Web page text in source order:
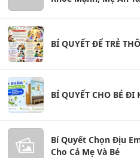
BÍ QUYẾT ĐỂ TRẺ
BÍ QUYẾT CHO BÉ
Bí Quyết Chọn Địu
Cho Cả Mẹ Và Bé